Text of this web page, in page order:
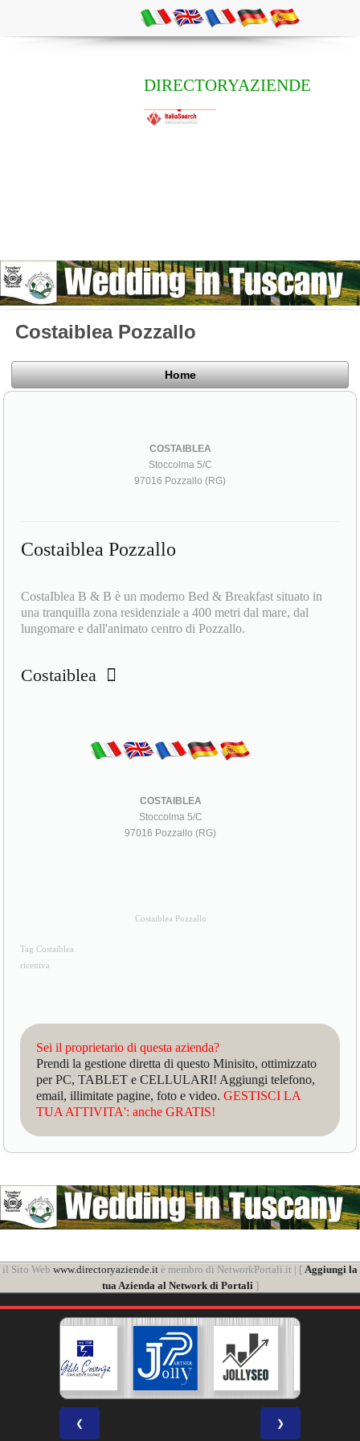
DIRECTORYAZIENDE
Costaiblea Pozzallo
Home
COSTAIBLEA
Stoccolma 5/C
97016 Pozzallo (RG)
Costaiblea Pozzallo
CostaIblea B & B è un moderno Bed & Breakfast situato in
una tranquilla zona residenziale a 400 metri dal mare, dal
lungomare e dall'animato centro di Pozzallo.
Costaiblea
COSTAIBLEA
Stoccolma 5/C
97016 Pozzallo (RG)
Costaiblea Pozzallo
Tag Costaiblea
ricettiva
Sei il proprietario di questa azienda?
Prendi la gestione diretta di questo Minisito, ottimizzato
per PC, TABLET e CELLULARI! Aggiungi telefono,
email, illimitate pagine, foto e video.GESTISCI LA
TUA ATTIVITA': anche GRATIS!
il Sito Web www.directoryaziende.it è membro di NetworkPortali.it | [ Aggiungi la
tua Azienda al Network di Portali]
❮ ❯